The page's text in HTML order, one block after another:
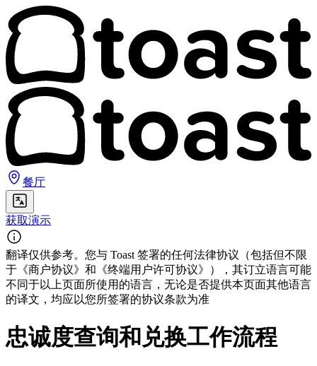
餐厅
获取演示
翻译仅供参考。您与 Toast 签署的任何法律协议（包括但不限
于《商户协议》和《终端用户许可协议》），其订立语言可能
不同于以上页面所使用的语言，无论是否提供本页面其他语言
的译文，均应以您所签署的协议条款为准
忠诚度查询和兑换工作流程